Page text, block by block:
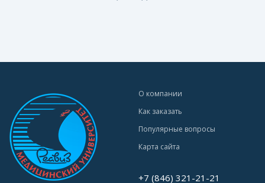
О компании
Как заказать
Популярные вопросы
Карта сайта
+7 (846) 321-21-21